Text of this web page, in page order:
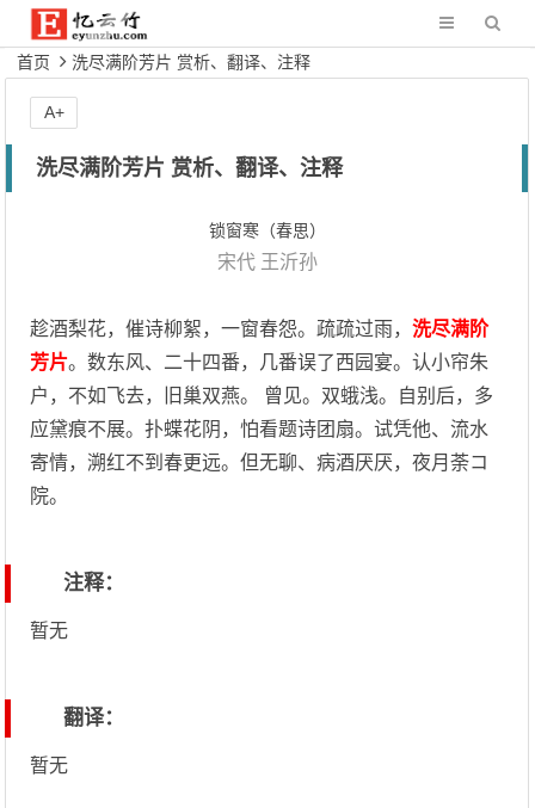
首页 洗尽满阶芳片 赏析、翻译、注释
洗尽满阶芳片 赏析、翻译、注释
锁窗寒（春思）
宋代 王沂孙
趁酒梨花，催诗柳絮，一窗春怨。疏疏过雨，洗尽满阶
芳片。数东风、二十四番，几番误了西园宴。认小帘朱
户，不如飞去，旧巢双燕。 曾见。双蛾浅。自别后，多
应黛痕不展。扑蝶花阴，怕看题诗团扇。试凭他、流水
寄情，溯红不到春更远。但无聊、病酒厌厌，夜月荼コ
院。
注释：
暂无
翻译：
暂无
A+